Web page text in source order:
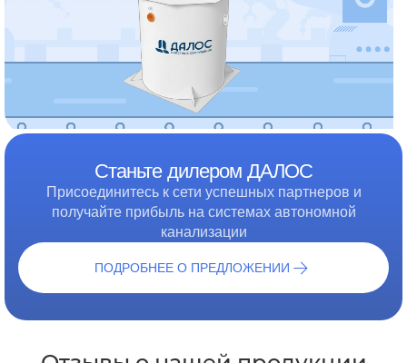
Станция компании «ДАЛОС» подарит вам десятки лет
комфортной и автономной жизни за городом!
Каталог продукции Далос СБО в
Станьте дилером ДАЛОС
Присоединитесь к сети успешных партнеров и
получайте прибыль на системах автономной
канализации
ПОДРОБНЕЕ О ПРЕДЛОЖЕНИИ